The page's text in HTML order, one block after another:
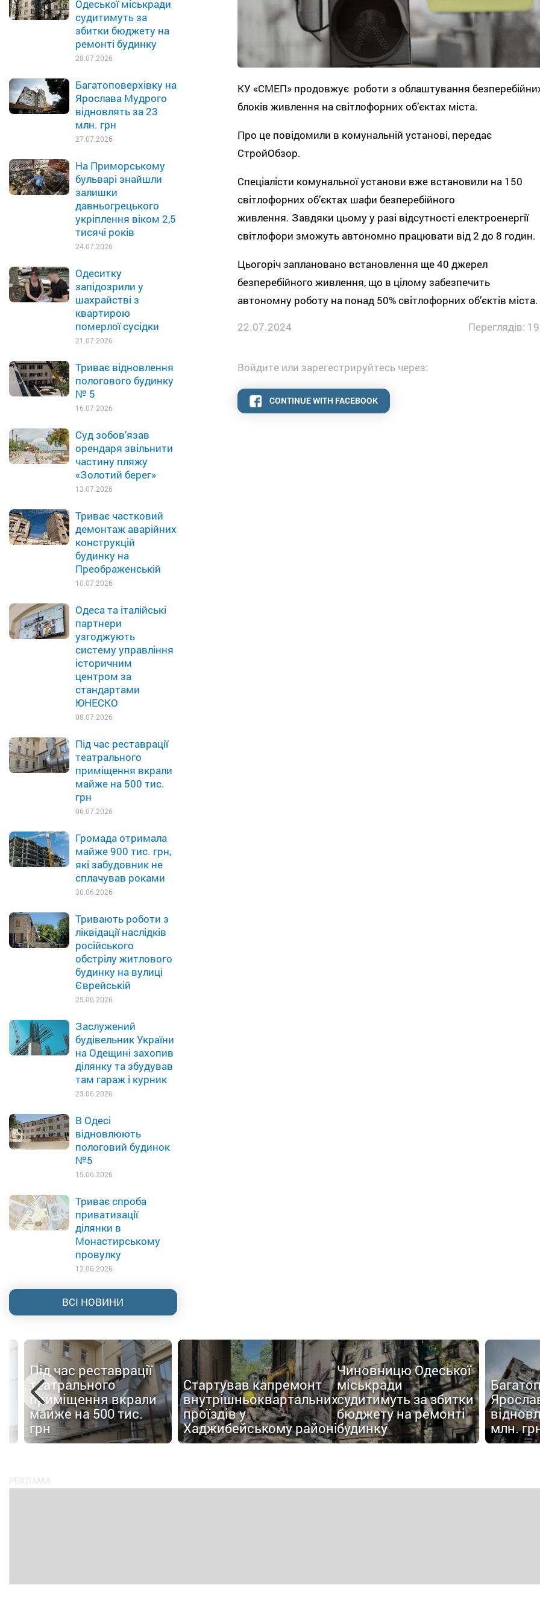
Одеської міськради
судитимуть за
збитки бюджету на
ремонті будинку
28.07.2026
Багатоповерхівку на
Ярослава Мудрого
відновлять за 23
млн. грн
27.07.2026
На Приморському
бульварі знайшли
залишки
давньогрецького
укріплення віком 2,5
тисячі років
24.07.2026
Одеситку
запідозрили у
шахрайстві з
квартирою
померлої сусідки
21.07.2026
Триває відновлення
пологового будинку
№ 5
16.07.2026
Суд зобов’язав
орендаря звільнити
частину пляжу
«Золотий берег»
13.07.2026
Триває частковий
демонтаж аварійних
конструкцій
будинку на
Преображенській
10.07.2026
Одеса та італійські
партнери
узгоджують
систему управління
історичним
центром за
стандартами
ЮНЕСКО
08.07.2026
Під час реставрації
театрального
приміщення вкрали
майже на 500 тис.
грн
06.07.2026
Громада отримала
майже 900 тис. грн,
які забудовник не
сплачував роками
30.06.2026
Тривають роботи з
ліквідації наслідків
російського
обстрілу житлового
будинку на вулиці
Єврейській
25.06.2026
Заслужений
будівельник України
на Одещині захопив
ділянку та збудував
там гараж і курник
23.06.2026
В Одесі
відновлюють
пологовий будинок
№5
15.06.2026
Триває спроба
приватизації
ділянки в
Монастирському
провулку
12.06.2026
ВСІ НОВИНИ
КУ «СМЕП» продовжує роботи з облаштування
блоків живлення на світлофорних обʼєктах міста.
Про це повідомили в комунальній установі, передає
СтройОбзор.
Спеціалісти комунальної установи вже встановили на 150
світлофорних обʼєктах шафи безперебійного
живлення. Завдяки цьому у разі відсутності електроенергії
світлофори зможуть автономно працювати від 2 до 8 годин.
Цьогоріч заплановано встановлення ще 40 джерел
безперебійного живлення, що в цілому забезпечить
автономну роботу на понад 50% світлофорних обʼєктів міста.
22.07.2024
Переглядів:
Войдите или зарегестрируйтесь через:
CONTINUE WITH FACEBOOK
Під час реставрації
театрального
приміщення вкрали
майже на 500 тис.
грн
Стартував капремонт
внутрішньоквартальних
проїздів у
Хаджибейському районі
Чиновницю Одеської
міськради
судитимуть за збитки
бюджету на ремонті
будинку
млн.